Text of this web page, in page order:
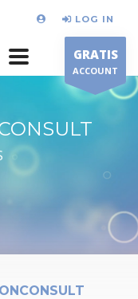
LOG IN
GRATIS
ACCOUNT